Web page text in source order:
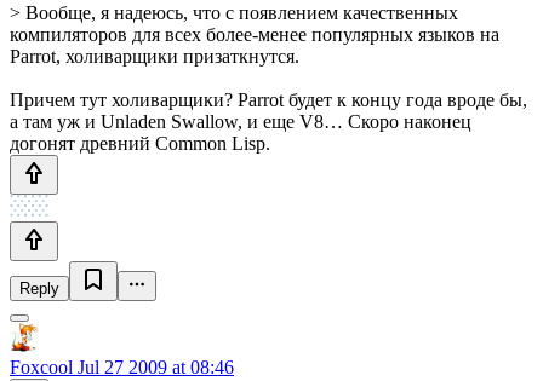
> Вообще, я надеюсь, что с появлением качественных
компиляторов для всех более-менее популярных языков на
Parrot, холиварщики призаткнутся.
Причем тут холиварщики? Parrot будет к концу года вроде бы,
а там уж и Unladen Swallow, и еще V8… Скоро наконец
догонят древний Common Lisp.
Reply
Foxcool Jul 27 2009 at 08:46